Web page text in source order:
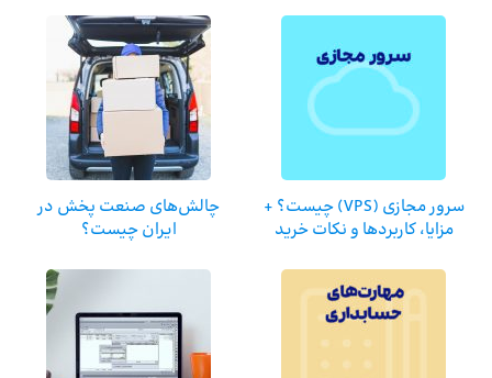
سرور مجازی (VPS) چیست؟ +
مزایا، کاربردها و نکات خرید
چالش‌های صنعت پخش در
ایران چیست؟